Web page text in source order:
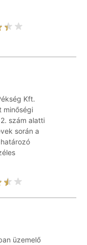
Kft.
minőségi
szám alatti
során a
üzemelő